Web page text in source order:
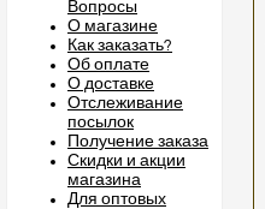
Вопросы
О магазине
Как заказать?
Об оплате
О доставке
Отслеживание
посылок
Получение заказа
Скидки и акции
магазина
Для оптовых